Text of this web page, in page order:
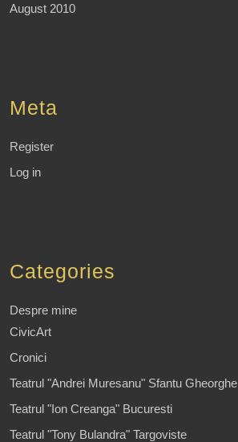
August 2010
Meta
Register
Log in
Categories
Despre mine
CivicArt
Cronici
Teatrul "Andrei Muresanu" Sfantu Gheorghe
Teatrul "Ion Creanga" Bucuresti
Teatrul "Tony Bulandra" Targoviste